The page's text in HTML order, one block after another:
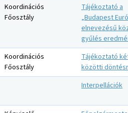
Koordinációs
Főosztály
Tájékoztató a
„Budapest
elnevezésű
gyűlés
Koordinációs
Főosztály
Tájékoztató
közötti
Interpellációk